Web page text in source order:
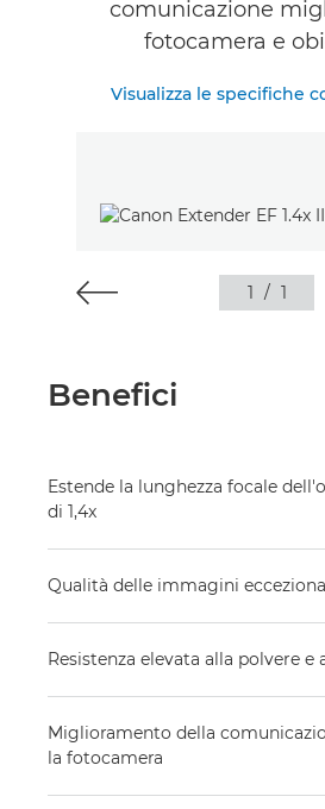
comunicazione
fotocamera e
Visualizza le specifiche
1 / 1
Benefici
Estende la lunghezza focale
di 1,4x
Qualità delle immagini
Resistenza elevata alla polvere e
Miglioramento della
la fotocamera